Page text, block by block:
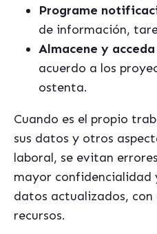
Programe
de información,
Almacene y
acuerdo a los
ostenta.
Cuando es el propio
sus datos y otros
laboral, se evitan
mayor confidencialidad
datos actualizados,
recursos.